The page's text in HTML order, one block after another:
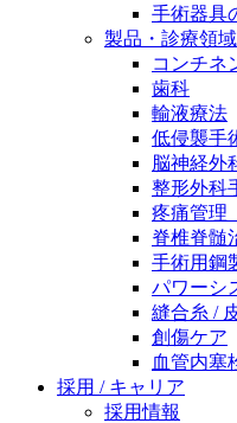
製品ポートフォリオ​
こちらの製品ポート
ただくことができま
水頭症について
「水頭症」とはどの
多い水頭症と、小児
ます。
エースクラップアカ
医療に携わるあらゆ
提供していくことを
手術器具
製品・診療領域
コンチネ
歯科
輸液療法
低侵襲手
脳神経外
整形外科
疼痛管理
脊椎脊髄
手術用鋼
パワーシ
縫合糸 /
創傷ケア
血管内塞
採用 / キャリア
採用情報